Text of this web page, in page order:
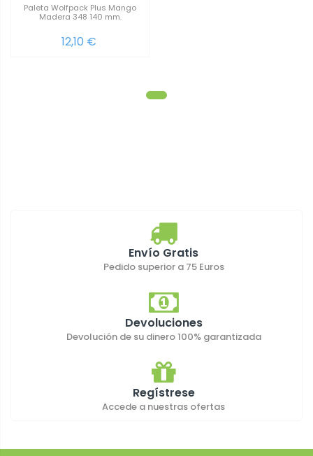
Paleta Wolfpack Plus Mango
Madera 348 140 mm.
12,10 €
Envío Gratis
Pedido superior a 75 Euros
Devoluciones
Devolución de su dinero 100% garantizada
Regístrese
Accede a nuestras ofertas